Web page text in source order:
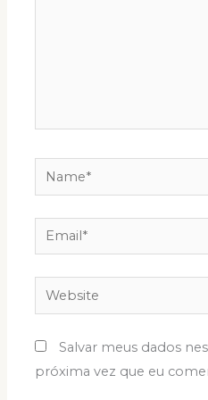
Name*
Email*
Website
Salvar meus dados
próxima vez que eu